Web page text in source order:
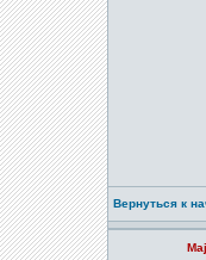
Вернуться к